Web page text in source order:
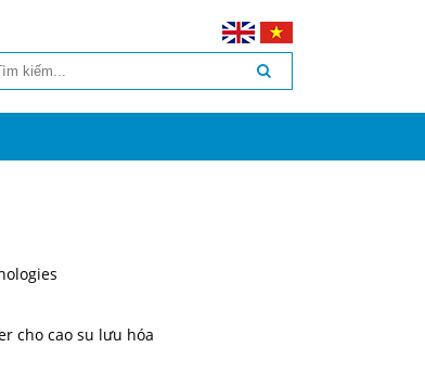
cho cao su lưu hóa